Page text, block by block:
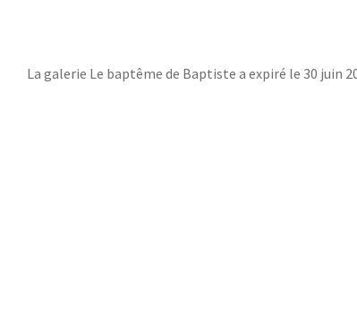
La galerie Le baptême de Baptiste a expiré le 30 juin